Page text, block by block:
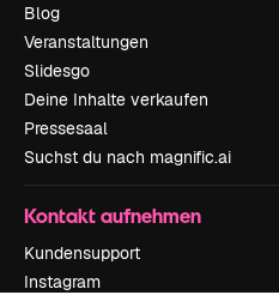
Blog
Veranstaltungen
Slidesgo
Deine Inhalte verkaufen
Pressesaal
Suchst du nach magnific.ai
Kontakt aufnehmen
Kundensupport
Instagram